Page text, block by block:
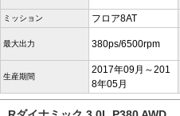
ミッション フロア8AT
最大出力 380ps/6500rpm
生産期間
2017年09月～201
8年05月